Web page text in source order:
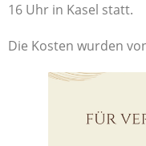
16 Uhr in Kasel statt.
Die Kosten wurden von